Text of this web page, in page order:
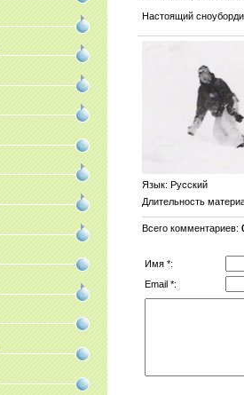
Настоящий
Язык: Русский
Длительность
Всего комментариев:
Имя *:
Email *: